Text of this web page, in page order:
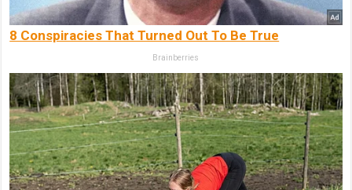
8 Conspiracies That Turned Out To Be True
Brainberries